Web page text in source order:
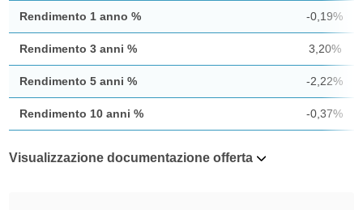
Rendimento 1 anno % -0,19%
Rendimento 3 anni % 3,20%
Rendimento 5 anni % -2,22%
Rendimento 10 anni % -0,37%
Visualizzazione documentazione offerta